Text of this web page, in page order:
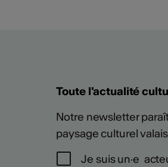
Toute l'actualité
Notre newsletter
paysage culturel
Je suis un·e